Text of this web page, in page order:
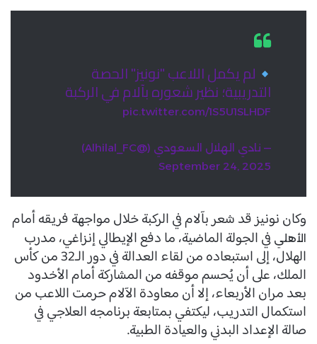
لم يكمل اللاعب "نونيز" الحصة
التدريبية؛ نظير شعوره بآلام في الركبة
pic.twitter.com/1S5U1SLHDF
— نادي الهلال السعودي (@Alhilal_FC)
September 24, 2025
وكان نونيز قد شعر بآلام في الركبة خلال مواجهة فريقه أمام
الأهلي في الجولة الماضية، ما دفع الإيطالي إنزاغي، مدرب
الهلال، إلى استبعاده من لقاء العدالة في دور الـ32 من كأس
الملك، على أن يُحسم موقفه من المشاركة أمام الأخدود
بعد مران الأربعاء، إلا أن معاودة الآلام حرمت اللاعب من
استكمال التدريب، ليكتفي بمتابعة برنامجه العلاجي في
صالة الإعداد البدني والعيادة الطبية.